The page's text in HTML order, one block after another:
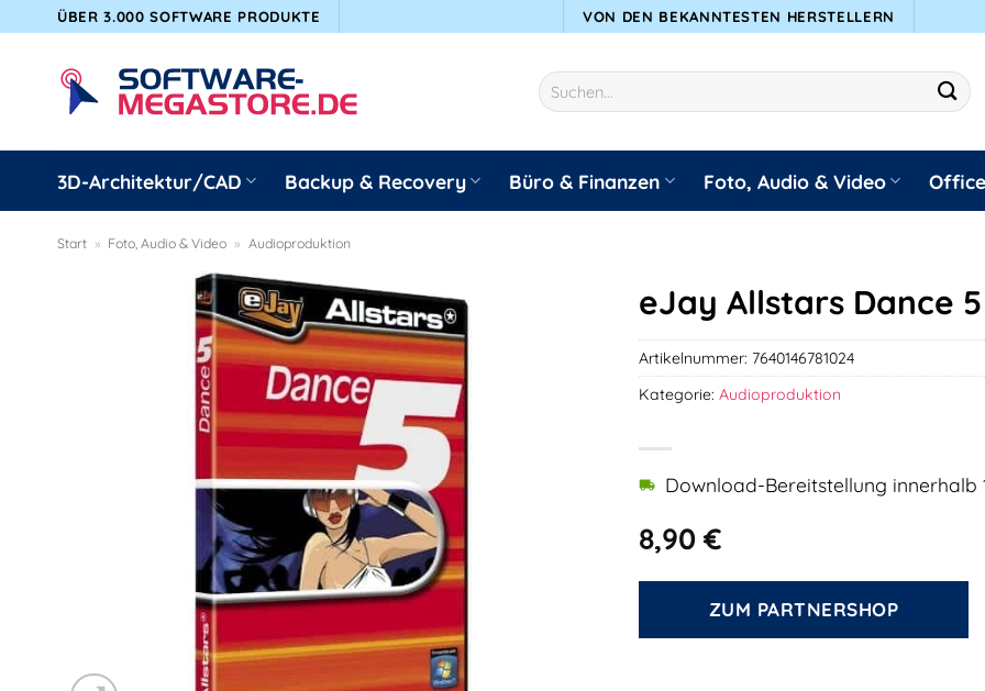
springen
ÜBER 3.000 SOFTWARE PRODUKTE VON DEN BEKANNTESTEN HERSTELLERN
Suchen
nach:
3D-Architektur/CAD Backup & Recovery Büro & Finanzen Foto, Audio & Video Office
Start » Foto, Audio & Video » Audioproduktion
eJay Allstars Dance 5
8,90€
Download-Bereitstellung innerhalb
ZUM PARTNERSHOP
Artikelnummer: 7640146781024
Kategorie:Audioproduktion